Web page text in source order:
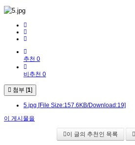
추천 0
비추천 0
첨부 [1]
5.jpg [File Size:157.6KB/Download:19]
이 게시물을
이 글의 추천인 목록